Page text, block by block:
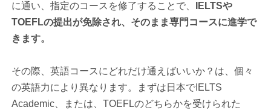
に通い、指定のコースを修了することで、
IELTSや
TOEFLの提出が免除され、そのまま専門コースに進学で
きます。
その際、英語コースにどれだけ通えばいいか？は、個々
の英語力により異なります。まずは日本でIELTS
Academic、または、TOEFLのどちらかを受けられた